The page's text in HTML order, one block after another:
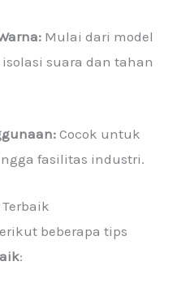
Mulai dari model
suara dan tahan
Cocok untuk
fasilitas industri.
beberapa tips
: